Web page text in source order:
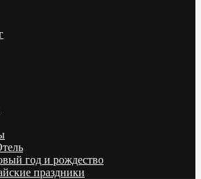
3-7-10 ночей все включено, отдых на
и горнолыжных туров.
Официальный сайт Тур Сейл
год и рождество
праздники